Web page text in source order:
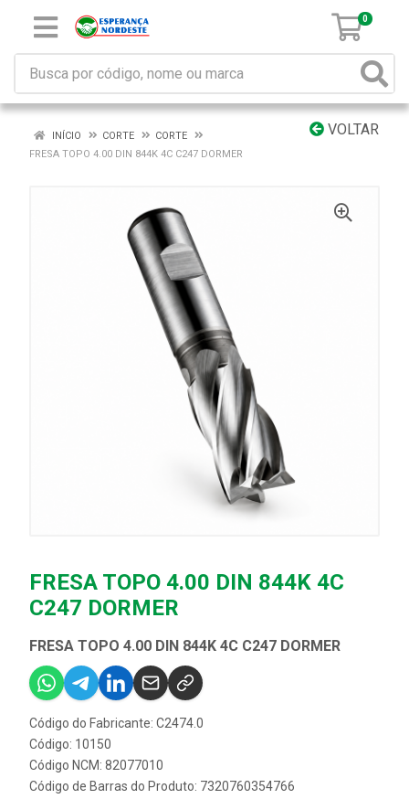
0
VOLTAR
INÍCIO CORTE
CORTE
FRESA TOPO 4.00 DIN 844K 4C C247 DORMER
FRESA TOPO 4.00 DIN 844K 4C
C247 DORMER
FRESA TOPO 4.00 DIN 844K 4C C247 DORMER
Código do Fabricante: C2474.0
Código: 10150
Código NCM: 82077010
Código de Barras do Produto: 7320760354766